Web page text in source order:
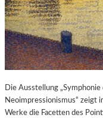
Die Ausstellung „Symphonie
Neoimpressionismus“ zeigt
Werke die Facetten des